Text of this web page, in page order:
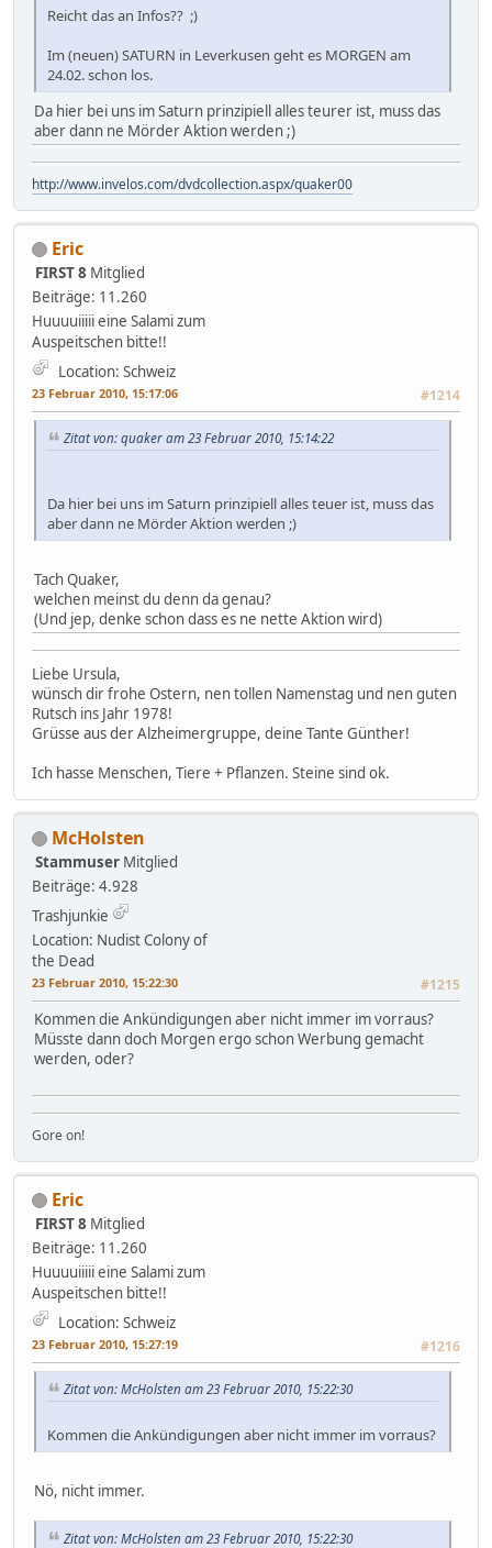
Reicht das an Infos?? ;)
Im (neuen) SATURN in Leverkusen geht es MORGEN am
24.02. schon los.
Da hier bei uns im Saturn prinzipiell alles teurer ist, muss das
aber dann ne Mörder Aktion werden ;)
http://www.invelos.com/dvdcollection.aspx/quaker00
Eric
FIRST 8 Mitglied
Beiträge: 11.260
Huuuuiiiii eine Salami zum
Auspeitschen bitte!!
Location: Schweiz
23 Februar 2010, 15:17:06 #1214
Zitat von: quaker am 23 Februar 2010, 15:14:22
Da hier bei uns im Saturn prinzipiell alles teuer ist, muss das
aber dann ne Mörder Aktion werden ;)
Tach Quaker,
welchen meinst du denn da genau?
(Und jep, denke schon dass es ne nette Aktion wird)
Liebe Ursula,
wünsch dir frohe Ostern, nen tollen Namenstag und nen guten
Rutsch ins Jahr 1978!
Grüsse aus der Alzheimergruppe, deine Tante Günther!
Ich hasse Menschen, Tiere + Pflanzen. Steine sind ok.
McHolsten
Stammuser Mitglied
Beiträge: 4.928
Trashjunkie
Location: Nudist Colony of
the Dead
23 Februar 2010, 15:22:30 #1215
Kommen die Ankündigungen aber nicht immer im vorraus?
Müsste dann doch Morgen ergo schon Werbung gemacht
werden, oder?
Gore on!
Eric
FIRST 8 Mitglied
Beiträge: 11.260
Huuuuiiiii eine Salami zum
Auspeitschen bitte!!
Location: Schweiz
23 Februar 2010, 15:27:19 #1216
Zitat von: McHolsten am 23 Februar 2010, 15:22:30
Kommen die Ankündigungen aber nicht immer im vorraus?
Nö, nicht immer.
Zitat von: McHolsten am 23 Februar 2010, 15:22:30